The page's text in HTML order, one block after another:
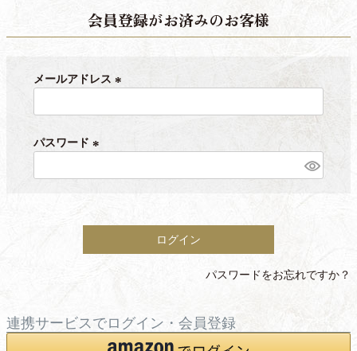
会員登録がお済みのお客様
メールアドレス
必
)
パスワード
必
ログイン
パスワードをお忘れですか？
連携サービスでログイン・会員登録